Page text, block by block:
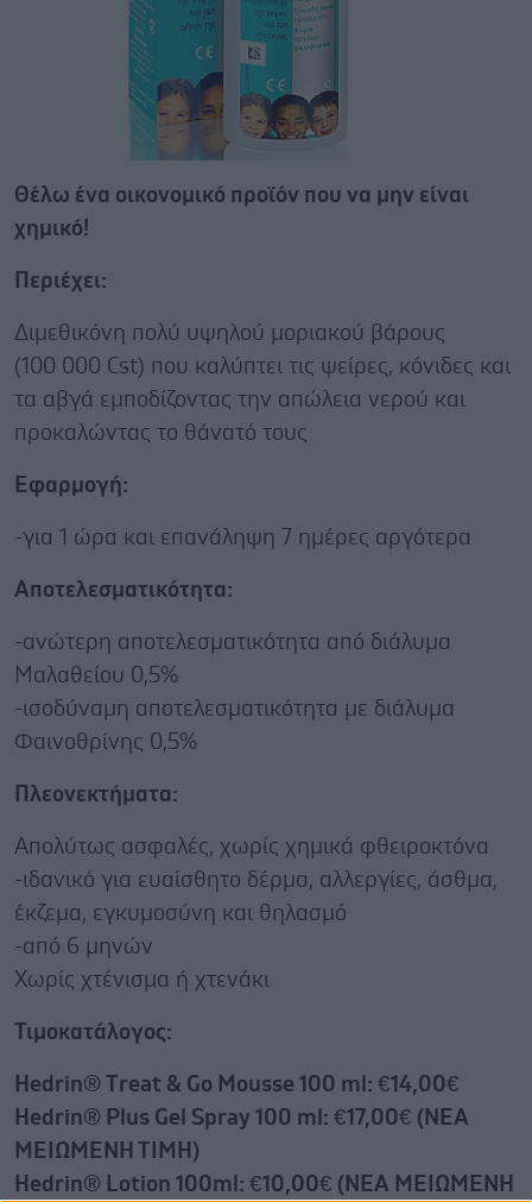
Θέλω ένα οικονομικό προϊόν που να μην είναι
χημικό!
Περιέχει:
Διμεθικόνη πολύ υψηλού μοριακού βάρους
(100 000 Cst) που καλύπτει τις ψείρες, κόνιδες και
τα αβγά εμποδίζοντας την απώλεια νερού και
προκαλώντας το θάνατό τους
Εφαρμογή:
-για 1 ώρα και επανάληψη 7 ημέρες αργότερα
Αποτελεσματικότητα:
-ανώτερη αποτελεσματικότητα από διάλυμα
Μαλαθείου 0,5%
-ισοδύναμη αποτελεσματικότητα με διάλυμα
Φαινοθρίνης 0,5%
Πλεονεκτήματα:
Απολύτως ασφαλές, χωρίς χημικά φθειροκτόνα
-ιδανικό για ευαίσθητο δέρμα, αλλεργίες, άσθμα,
έκζεμα, εγκυμοσύνη και θηλασμό
-από 6 μηνών
Χωρίς χτένισμα ή χτενάκι
Τιμοκατάλογος:
Hedrin® Τreat & Go Mousse 100 ml: €14,00€
Hedrin® Plus Gel Spray 100 ml: €17,00€ (NEA
MEIΩΜΕΝΗ ΤΙΜΗ)
Hedrin® Lotion 100ml: €10,00€ (NEA MEIΩΜΕΝΗ